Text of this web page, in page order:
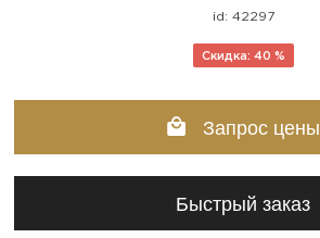
id: 42297
Скидка: 40 %
Запрос цены
Быстрый заказ